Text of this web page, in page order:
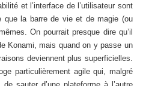
et l’interface de l’utilisateur sont
que la barre de vie et de magie (ou
On pourrait presque dire qu’il
Konami, mais quand on y passe un
deviennent plus superficielles.
particulièrement agile qui, malgré